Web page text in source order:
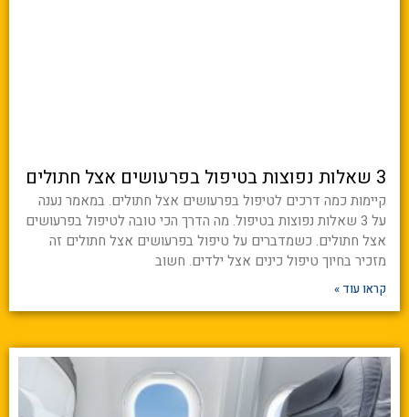
3 שאלות נפוצות בטיפול בפרעושים אצל חתולים
קיימות כמה דרכים לטיפול בפרעושים אצל חתולים. במאמר נענה
על 3 שאלות נפוצות בטיפול. מה הדרך הכי טובה לטיפול בפרעושים
אצל חתולים. כשמדברים על טיפול בפרעושים אצל חתולים זה
מזכיר בחיוך טיפול כינים אצל ילדים. חשוב
קראו עוד »